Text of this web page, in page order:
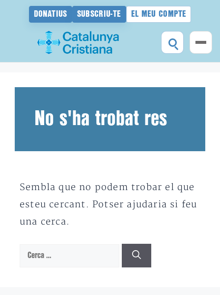
DONATIUS SUBSCRIU-TE EL MEU COMPTE
No s'ha trobat res
Sembla que no podem trobar el que
esteu cercant. Potser ajudaria si feu
una cerca.
Cerca: